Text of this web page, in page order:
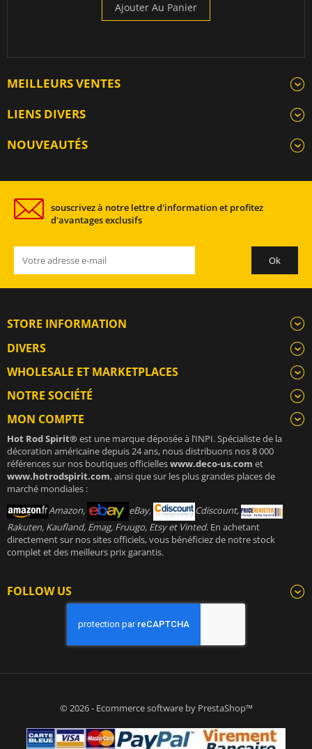
Ajouter Au Panier
MEILLEURS VENTES
LIENS DIVERS
NOUVEAUTÉS
souscrivez à notre lettre d'information et profitez
d'avantages exclusifs
STORE INFORMATION
DIVERS
WHOLESALE ET MARKETPLACES
NOTRE SOCIÉTÉ
MON COMPTE
Hot Rod Spirit®est une marque déposée à l’INPI. Spécialiste de la
décoration américaine depuis 24 ans, nous distribuons nos 8 000
références sur nos boutiques officielleswww.deco-us.com et
www.hotrodspirit.com, ainsi que sur les plus grandes places de
marché mondiales :
Amazon,
eBay,
Cdiscount,
Rakuten, Kaufland, Emag, Fruugo, Etsy et Vinted. En achetant
directement sur nos sites officiels, vous bénéficiez de notre stock
complet et des meilleurs prix garantis.
FOLLOW US
© 2026 - Ecommerce software by PrestaShop™